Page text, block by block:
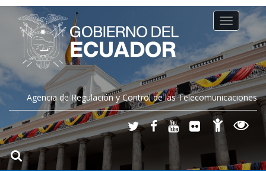
Agencia de Regulación y Control de las Telecomunicaciones
Toggle
navigation